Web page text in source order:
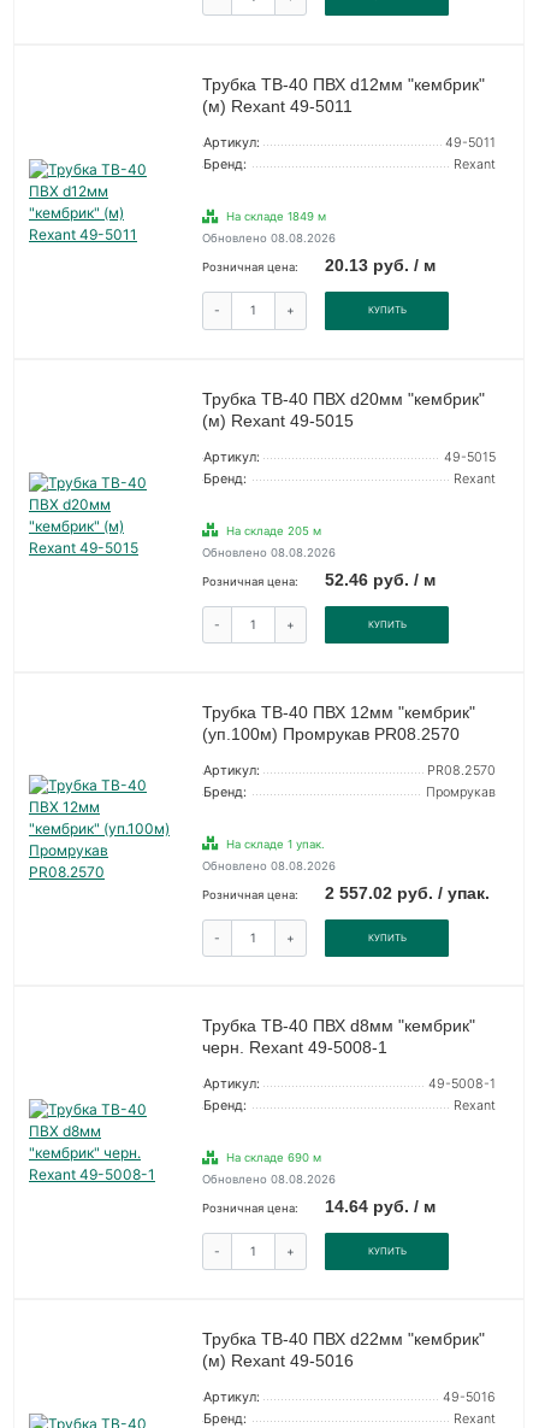
Трубка ТВ-40 ПВХ d12мм "кембрик"
(м) Rexant 49-5011
Артикул:
49-5011
Бренд:
Rexant
На складе 1849 м
Обновлено 08.08.2026
Розничная цена: 20.13 руб. / м
- + КУПИТЬ
Трубка ТВ-40 ПВХ d20мм "кембрик"
(м) Rexant 49-5015
Артикул:
49-5015
Бренд:
Rexant
На складе 205 м
Обновлено 08.08.2026
Розничная цена: 52.46 руб. / м
- + КУПИТЬ
Трубка ТВ-40 ПВХ 12мм "кембрик"
(уп.100м) Промрукав PR08.2570
Артикул:
PR08.2570
Бренд:
Промрукав
На складе 1 упак.
Обновлено 08.08.2026
Розничная цена: 2 557.02 руб. / упак.
- + КУПИТЬ
Трубка ТВ-40 ПВХ d8мм "кембрик"
черн. Rexant 49-5008-1
Артикул:
49-5008-1
Бренд:
Rexant
На складе 690 м
Обновлено 08.08.2026
Розничная цена: 14.64 руб. / м
- + КУПИТЬ
Трубка ТВ-40 ПВХ d22мм "кембрик"
(м) Rexant 49-5016
Артикул:
49-5016
Бренд:
Rexant